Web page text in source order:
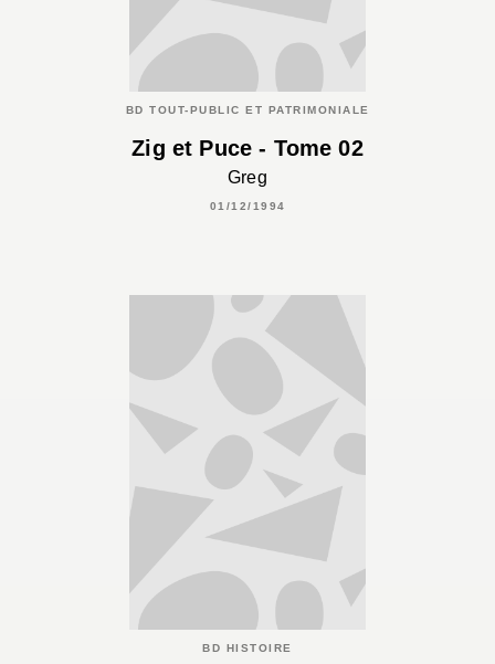
BD TOUT-PUBLIC ET PATRIMONIALE
Zig et Puce - Tome 02
Greg
01/12/1994
BD HISTOIRE